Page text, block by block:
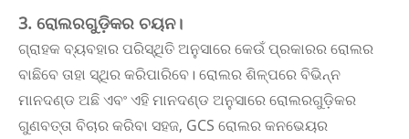
3. ରୋଲରଗୁଡ଼ିକର ଚୟନ।
ଗ୍ରାହକ ବ୍ୟବହାର ପରିସ୍ଥିତି ଅନୁସାରେ କେଉଁ ପ୍ରକାରର ରୋଲର
ବାଛିବେ ତାହା ସ୍ଥିର କରିପାରିବେ। ରୋଲର ଶିଳ୍ପରେ ବିଭିନ୍ନ
ମାନଦଣ୍ଡ ଅଛି ଏବଂ ଏହି ମାନଦଣ୍ଡ ଅନୁସାରେ ରୋଲରଗୁଡ଼ିକର
ଗୁଣବତ୍ତା ବିଚାର କରିବା ସହଜ, GCS ରୋଲର କନଭେୟର